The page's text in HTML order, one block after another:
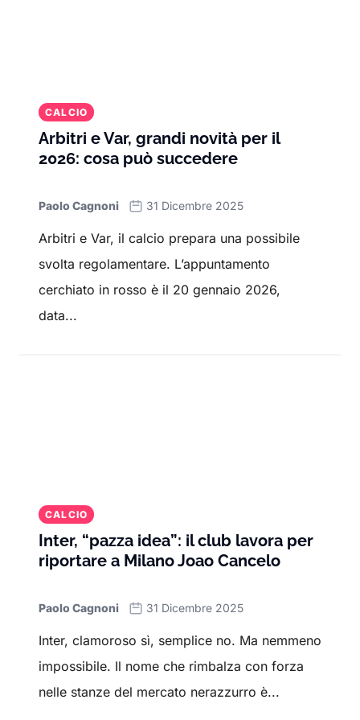
CALCIO
Arbitri e Var, grandi novità per il
2026: cosa può succedere
Paolo Cagnoni 31 Dicembre 2025
Arbitri e Var, il calcio prepara una possibile
svolta regolamentare. L’appuntamento
cerchiato in rosso è il 20 gennaio 2026,
data...
CALCIO
Inter, “pazza idea”: il club lavora per
riportare a Milano Joao Cancelo
Paolo Cagnoni 31 Dicembre 2025
Inter, clamoroso sì, semplice no. Ma nemmeno
impossibile. Il nome che rimbalza con forza
nelle stanze del mercato nerazzurro è...